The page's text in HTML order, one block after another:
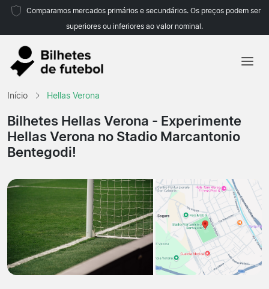
Comparamos mercados primários e secundários. Os preços podem ser
superiores ou inferiores ao valor nominal.
Campeonatos
Início Hellas Verona
Bilhetes Hellas Verona - Experimente
Hellas Verona no Stadio Marcantonio
Bentegodi!